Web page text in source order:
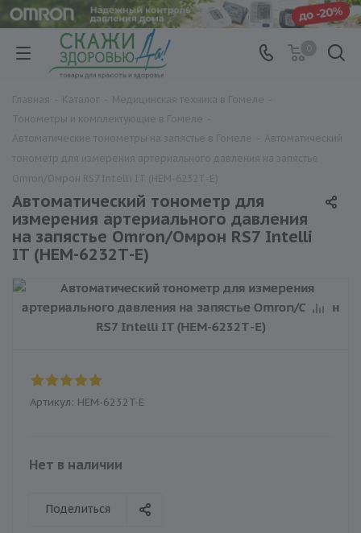
Автоматический тонометр для
измерения артериального давления
на запястье Omron/Омрон RS7 Intelli
IT (HEM-6232Т-E)
Артикул: HEM-6232T-E
Нет в наличии
Поделиться